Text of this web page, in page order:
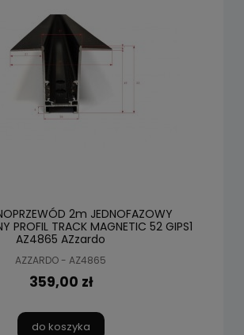
2m JEDNOFAZOWY
PROFIL TRACK MAGNETIC 52 GIPS1
AZ4865 AZzardo
AZZARDO - AZ4865
359,00 zł
do koszyka